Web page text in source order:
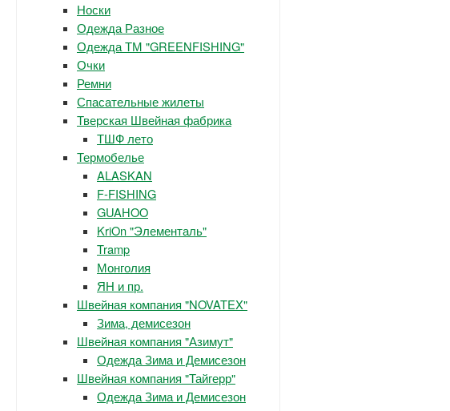
Носки
Одежда Разное
Одежда ТМ "GREENFISHING"
Очки
Ремни
Спасательные жилеты
Тверская Швейная фабрика
ТШФ лето
Термобелье
ALASKAN
F-FISHING
GUAHOO
KriOn "Элементаль"
Tramp
Монголия
ЯН и пр.
Швейная компания "NOVATEX"
Зима, демисезон
Швейная компания "Азимут"
Одежда Зима и Демисезон
Швейная компания "Тайгерр"
Одежда Зима и Демисезон